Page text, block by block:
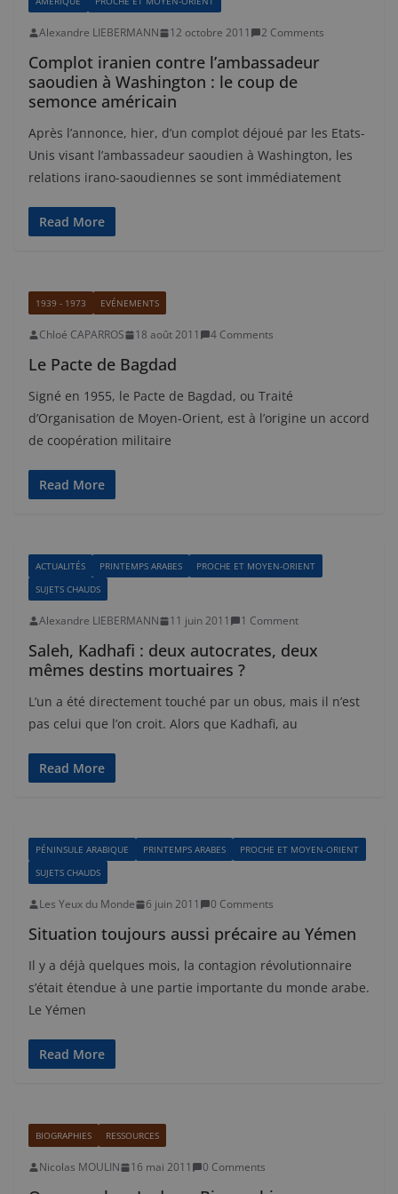
Alexandre LIEBERMANN 12 octobre 2011 2 Comments
Complot iranien contre l’ambassadeur
saoudien à Washington : le coup de
semonce américain
Après l’annonce, hier, d’un complot déjoué par les Etats-
Unis visant l’ambassadeur saoudien à Washington, les
relations irano-saoudiennes se sont immédiatement
Read More
1939 - 1973 EVÉNEMENTS
Chloé CAPARROS 18 août 2011 4 Comments
Le Pacte de Bagdad
Signé en 1955, le Pacte de Bagdad, ou Traité
d’Organisation de Moyen-Orient, est à l’origine un accord
de coopération militaire
Read More
ACTUALITÉS PRINTEMPS ARABES
PROCHE ET MOYEN-ORIENT
SUJETS CHAUDS
Alexandre LIEBERMANN 11 juin 2011 1 Comment
Saleh, Kadhafi : deux autocrates, deux
mêmes destins mortuaires ?
L’un a été directement touché par un obus, mais il n’est
pas celui que l’on croit. Alors que Kadhafi, au
Read More
PÉNINSULE ARABIQUE PRINTEMPS ARABES
PROCHE ET MOYEN-ORIENT
SUJETS CHAUDS
Les Yeux du Monde 6 juin 2011 0 Comments
Situation toujours aussi précaire au Yémen
Il y a déjà quelques mois, la contagion révolutionnaire
s’était étendue à une partie importante du monde arabe.
Le Yémen
Read More
BIOGRAPHIES RESSOURCES
Nicolas MOULIN 16 mai 2011 0 Comments